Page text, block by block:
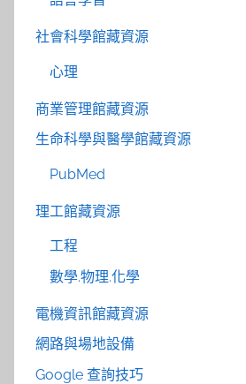
社會科學館藏資源
心理
商業管理館藏資源
生命科學與醫學館藏資源
PubMed
理工館藏資源
工程
數學.物理.化學
電機資訊館藏資源
網路與場地設備
Google 查詢技巧